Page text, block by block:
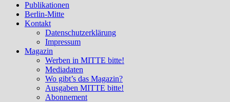
Publikationen
Berlin-Mitte
Kontakt
Datenschutzerklärung
Impressum
Magazin
Werben in MITTE bitte!
Mediadaten
Wo gibt’s das Magazin?
Ausgaben MITTE bitte!
Abonnement